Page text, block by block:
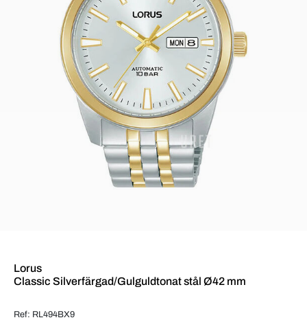
Lorus
Classic Silverfärgad/Gulguldtonat stål Ø42 mm
Ref: RL494BX9